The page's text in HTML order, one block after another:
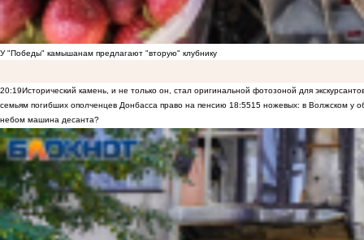
У "Победы" камышанам предлагают "вторую" клубнику
20:19Исторический камень, и не только он, стал оригинальной фотозоной для
семьям погибших ополченцев Донбасса право на пенсию 18:5515 ножевых: в Волжском у
небом машина десанта?